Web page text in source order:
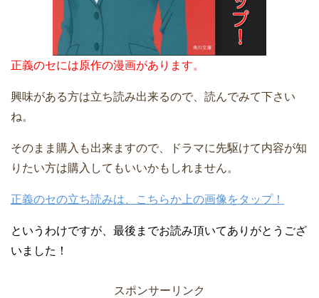
正義のセには原作の漫画があります。
興味がある方は立ち読み出来るので、読んでみて下さい
ね。
そのまま購入も出来ますので、ドラマに先駆けて内容が知
りたい方は購入してもいいかもしれません。
正義のセの立ち読みは、こちらか上の画像をタップ！
というわけですが、最後までお読み頂いてありがとうござ
いました！
スポンサーリンク